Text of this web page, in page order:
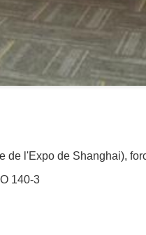
de l'Expo de Shanghai),
140-3